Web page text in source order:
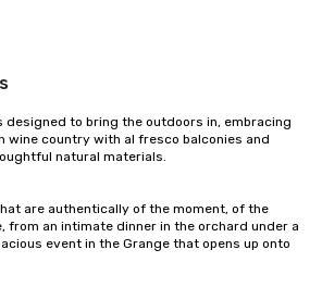
designed to bring the outdoors in, embracing
wine country with al fresco balconies and
natural materials.
are authentically of the moment, of the
from an intimate dinner in the orchard under a
event in the Grange that opens up onto